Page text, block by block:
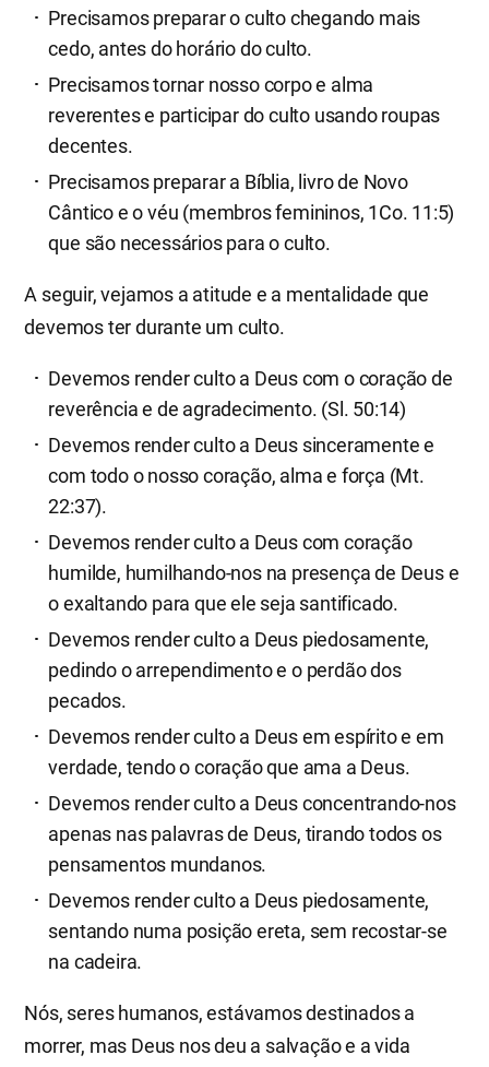
Precisamos preparar o culto chegando mais
cedo, antes do horário do culto.
Precisamos tornar nosso corpo e alma
reverentes e participar do culto usando roupas
decentes.
Precisamos preparar a Bíblia, livro de Novo
Cântico e o véu (membros femininos, 1Co. 11:5)
que são necessários para o culto.
A seguir, vejamos a atitude e a mentalidade que
devemos ter durante um culto.
Devemos render culto a Deus com o coração de
reverência e de agradecimento. (Sl. 50:14)
Devemos render culto a Deus sinceramente e
com todo o nosso coração, alma e força (Mt.
22:37).
Devemos render culto a Deus com coração
humilde, humilhando-nos na presença de Deus e
o exaltando para que ele seja santificado.
Devemos render culto a Deus piedosamente,
pedindo o arrependimento e o perdão dos
pecados.
Devemos render culto a Deus em espírito e em
verdade, tendo o coração que ama a Deus.
Devemos render culto a Deus concentrando-nos
apenas nas palavras de Deus, tirando todos os
pensamentos mundanos.
Devemos render culto a Deus piedosamente,
sentando numa posição ereta, sem recostar-se
na cadeira.
Nós, seres humanos, estávamos destinados a
morrer, mas Deus nos deu a salvação e a vida